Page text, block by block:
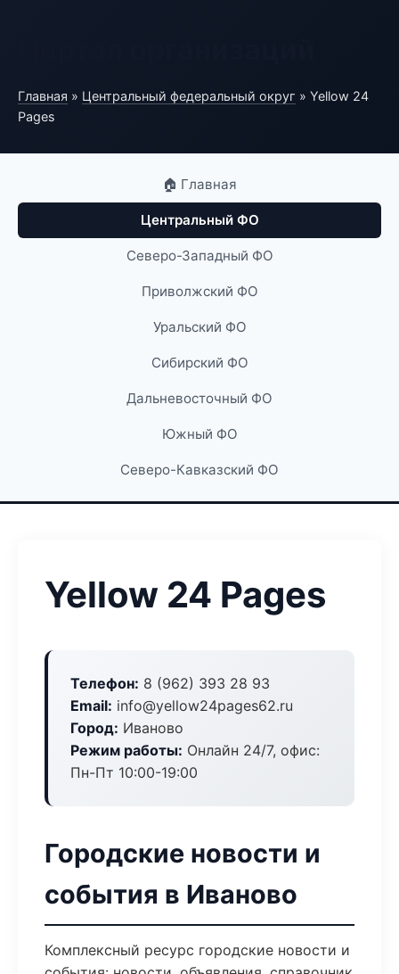
Главная » Центральный федеральный округ » Yellow 24
Pages
🏠 Главная
Центральный ФО
Северо-Западный ФО
Приволжский ФО
Уральский ФО
Сибирский ФО
Дальневосточный ФО
Южный ФО
Северо-Кавказский ФО
Yellow 24 Pages
Телефон: 8 (962) 393 28 93
Email: info@yellow24pages62.ru
Город: Иваново
Режим работы: Онлайн 24/7, офис:
Пн-Пт 10:00-19:00
Городские новости и
события в Иваново
Комплексный ресурс городские новости и